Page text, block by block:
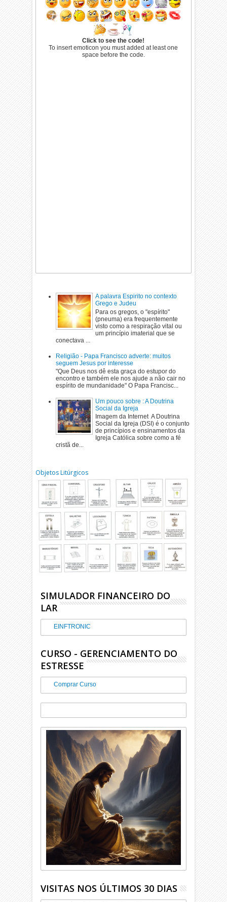
Click to see the code!
To insert emoticon you must added at least one
space before the code.
A palavra Espirito no contexto
Grego e Judeu
Para os gregos, o "espírito"
(pneuma) era frequentemente
visto como a respiração vital ou
um princípio imaterial que se
conectava ...
Religião - Papa Francisco adverte: muitos
seguem Jesus por interesse
"Que Deus nos dê esta graça do estupor do
encontro e também ele nos ajude a não cair no
espírito de mundanidade" O Papa Francisc...
Um pouco sobre : A Doutrina
Social da Igreja
Imagem da Internet A Doutrina
Social da Igreja (DSI) é o conjunto
de princípios e ensinamentos da
Igreja Católica sobre como a fé
cristã de...
Objetos Litúrgicos
SIMULADOR FINANCEIRO DO
LAR
EINFTRONIC
CURSO - GERENCIAMENTO DO
ESTRESSE
Comprar Curso
VISITAS NOS ÚLTIMOS 30 DIAS